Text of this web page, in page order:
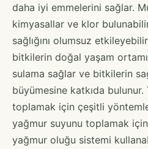
daha iyi emmelerini sağlar.
kimyasallar ve klor
sağlığını olumsuz
bitkilerin doğal yaşam
sulama sağlar ve bitkilerin
büyümesine katkıda bulunur.
toplamak için çeşitli
yağmur suyunu toplamak
yağmur oluğu sistemi